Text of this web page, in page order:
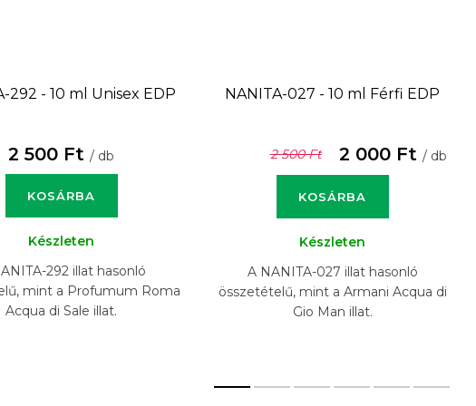
292 - 10 ml Unisex EDP
2 500 Ft / db
KOSÁRBA
Készleten
292 illat hasonló
mint a Profumum Roma
Acqua di Sale illat.
NANITA-027 - 10 ml Férfi EDP
2 500 Ft 2 000 Ft / db
KOSÁRBA
Készleten
A NANITA-027 illat hasonló
összetételű, mint a Armani Acqua di
Gio Man illat.